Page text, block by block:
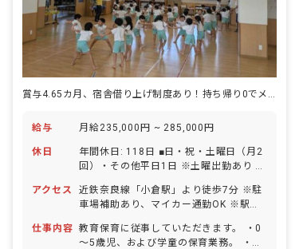
給与 月給235,000円 ~ 285,000円
休日
年間休日: 118日 ■日・祝・土曜日（月2
回）・その他平日1日 ※土曜出勤あり ■
日間） ■GW休暇 ■有給休暇（法定通り
付与／半日単位から取得可能） ■功労休
暇 ■産前産後・育児休暇（取得実績あ
り） ■看護休暇（取得実績あり）
アクセス
近鉄奈良線「小倉駅」より徒歩7分 ※駐
車場補助あり、マイカー通勤OK ※駅チ
仕事内容 教育保育に従事していただきます。 ・0
～5歳児、および学童の保育業務。 ・ク